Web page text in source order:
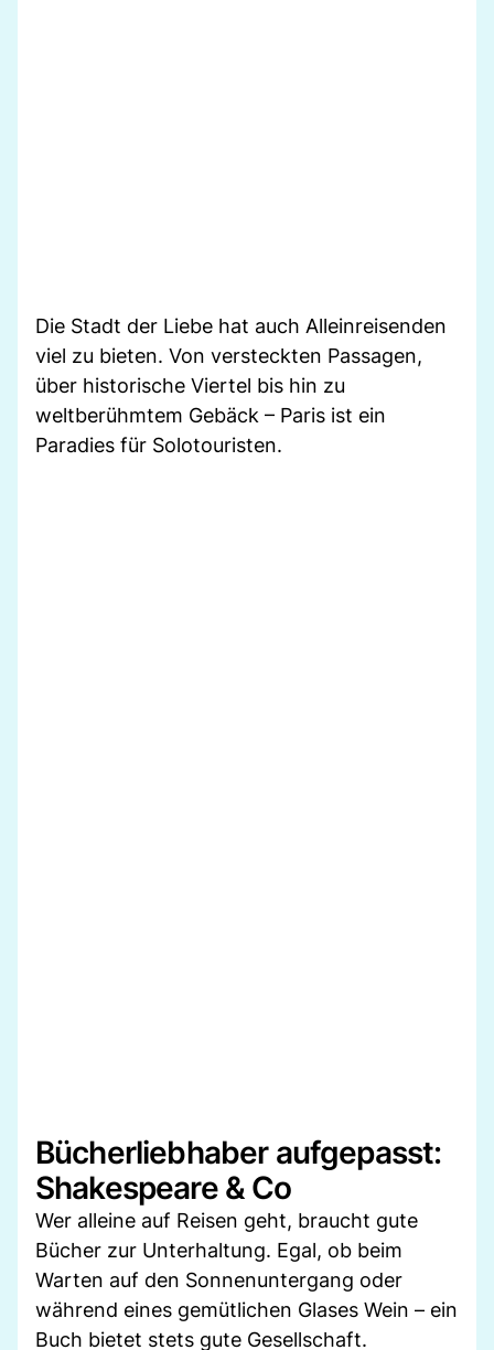
Die Stadt der Liebe hat auch Alleinreisenden
viel zu bieten. Von versteckten Passagen,
über historische Viertel bis hin zu
weltberühmtem Gebäck – Paris ist ein
Paradies für Solotouristen.
Bücherliebhaber aufgepasst:
Shakespeare & Co
Wer alleine auf Reisen geht, braucht gute
Bücher zur Unterhaltung. Egal, ob beim
Warten auf den Sonnenuntergang oder
während eines gemütlichen Glases Wein – ein
Buch bietet stets gute Gesellschaft.